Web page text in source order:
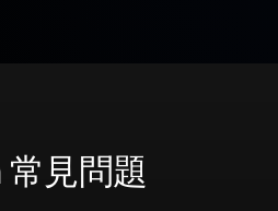
見問題